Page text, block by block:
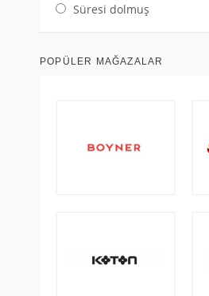
Süresi dolmuş
POPÜLER MAĞAZALAR